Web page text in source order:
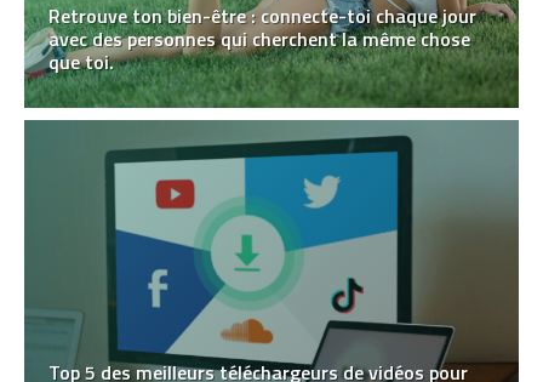
Retrouve ton bien-être : connecte-toi chaque jour
avec des personnes qui cherchent la même chose
que toi.
Top 5 des meilleurs téléchargeurs de vidéos pour